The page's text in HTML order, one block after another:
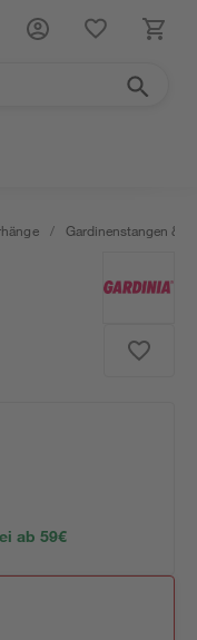
/ Gardinenstangen &
ab 59€